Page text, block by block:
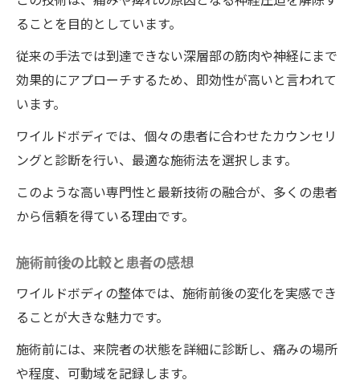
ることを目的としています。
従来の手法では到達できない深層部の筋肉や神経にまで
効果的にアプローチするため、即効性が高いと言われて
います。
ワイルドボディでは、個々の患者に合わせたカウンセリ
ングと診断を行い、最適な施術法を選択します。
このような高い専門性と最新技術の融合が、多くの患者
から信頼を得ている理由です。
施術前後の比較と患者の感想
ワイルドボディの整体では、施術前後の変化を実感でき
ることが大きな魅力です。
施術前には、来院者の状態を詳細に診断し、痛みの場所
や程度、可動域を記録します。